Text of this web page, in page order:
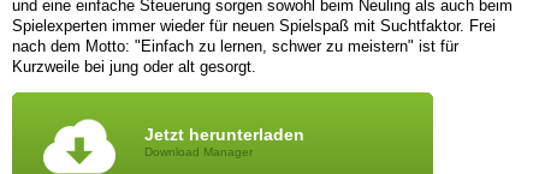
und eine einfache Steuerung sorgen sowohl beim Neuling als auch beim
Spielexperten immer wieder für neuen Spielspaß mit Suchtfaktor. Frei
nach dem Motto: "Einfach zu lernen, schwer zu meistern" ist für
Kurzweile bei jung oder alt gesorgt.
Jetzt herunterladen
Download Manager